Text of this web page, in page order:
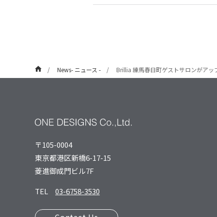
News- ニュース - Brillia 練馬春日町ゲストサロンがアッ
〒105-0004
東京都港区新橋6-17-15
菱進御成⾨ビル7F
TEL
03-6758-3530